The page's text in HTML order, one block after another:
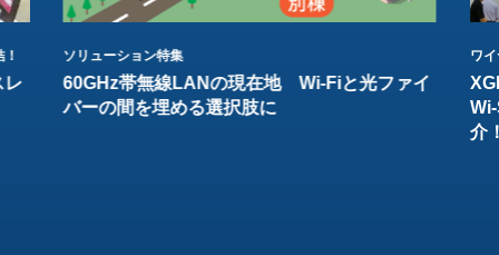
レ
ソリューション特集
60GHz帯無線LANの現在地 Wi-Fiと光ファイ
バーの間を埋める選択肢に
ワ
介